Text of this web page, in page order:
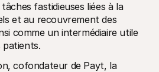
fastidieuses liées à la
et au recouvrement des
comme un intermédiaire utile
patients.
cofondateur de Payt, la